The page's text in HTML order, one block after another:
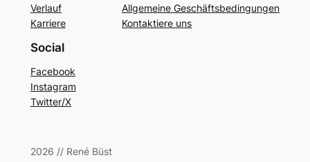
Verlauf
Karriere
Allgemeine Geschäftsbedingungen
Kontaktiere uns
Social
Facebook
Instagram
Twitter/X
2026 // René Büst